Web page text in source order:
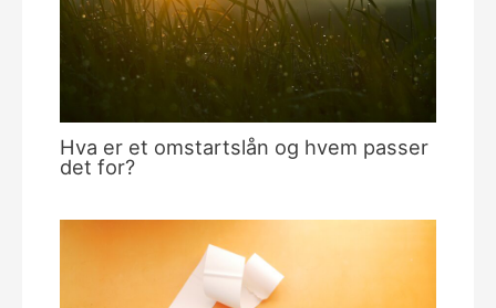
Hva er et omstartslån og hvem passer
det for?